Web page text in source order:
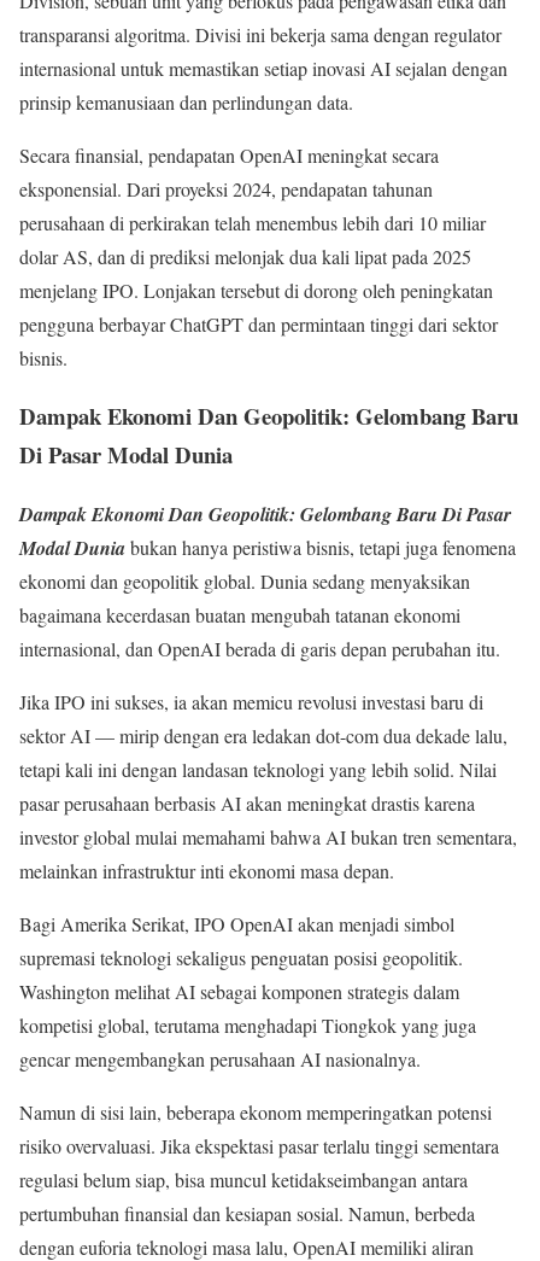
transparansi algoritma. Divisi ini bekerja sama dengan regulator
internasional untuk memastikan setiap inovasi AI sejalan dengan
prinsip kemanusiaan dan perlindungan data.
Secara finansial, pendapatan OpenAI meningkat secara
eksponensial. Dari proyeksi 2024, pendapatan tahunan
perusahaan di perkirakan telah menembus lebih dari 10 miliar
dolar AS, dan di prediksi melonjak dua kali lipat pada 2025
menjelang IPO. Lonjakan tersebut di dorong oleh peningkatan
pengguna berbayar ChatGPT dan permintaan tinggi dari sektor
bisnis.
Dampak Ekonomi Dan Geopolitik: Gelombang Baru
Di Pasar Modal Dunia
Dampak Ekonomi Dan Geopolitik: Gelombang Baru Di Pasar
Modal Duniabukan hanya peristiwa bisnis, tetapi juga fenomena
ekonomi dan geopolitik global. Dunia sedang menyaksikan
bagaimana kecerdasan buatan mengubah tatanan ekonomi
internasional, dan OpenAI berada di garis depan perubahan itu.
Jika IPO ini sukses, ia akan memicu revolusi investasi baru di
sektor AI — mirip dengan era ledakan dot-com dua dekade lalu,
tetapi kali ini dengan landasan teknologi yang lebih solid. Nilai
pasar perusahaan berbasis AI akan meningkat drastis karena
investor global mulai memahami bahwa AI bukan tren sementara,
melainkan infrastruktur inti ekonomi masa depan.
Bagi Amerika Serikat, IPO OpenAI akan menjadi simbol
supremasi teknologi sekaligus penguatan posisi geopolitik.
Washington melihat AI sebagai komponen strategis dalam
kompetisi global, terutama menghadapi Tiongkok yang juga
gencar mengembangkan perusahaan AI nasionalnya.
Namun di sisi lain, beberapa ekonom memperingatkan potensi
risiko overvaluasi. Jika ekspektasi pasar terlalu tinggi sementara
regulasi belum siap, bisa muncul ketidakseimbangan antara
pertumbuhan finansial dan kesiapan sosial. Namun, berbeda
dengan euforia teknologi masa lalu, OpenAI memiliki aliran